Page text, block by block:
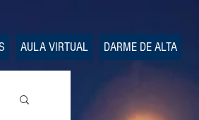
AULA VIRTUAL DARME DE ALTA